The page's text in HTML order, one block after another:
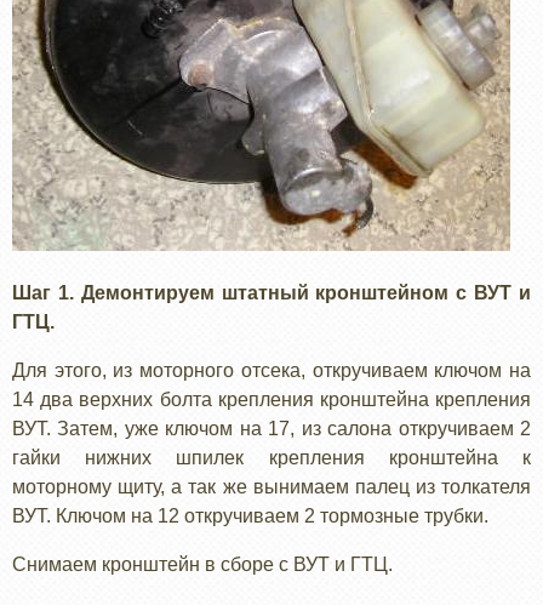
Шаг 1. Демонтируем штатный кронштейном с ВУТ и
ГТЦ.
Для этого, из моторного отсека, откручиваем ключом на
14 два верхних болта крепления кронштейна крепления
ВУТ. Затем, уже ключом на 17, из салона откручиваем 2
гайки нижних шпилек крепления кронштейна к
моторному щиту, а так же вынимаем палец из толкателя
ВУТ. Ключом на 12 откручиваем 2 тормозные трубки.
Снимаем кронштейн в сборе с ВУТ и ГТЦ.